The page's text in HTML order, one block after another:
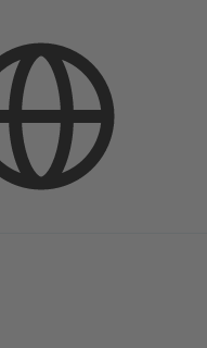
SISTO-DrainNA